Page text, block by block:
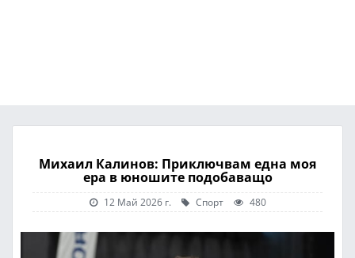
Михаил Калинов: Приключвам една моя
ера в юношите подобаващо
12 Май 2026 г. Спорт 480